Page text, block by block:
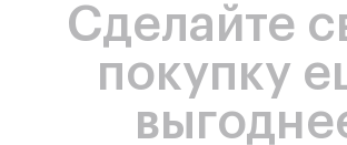
Отсоединить айфон от питания,
Демонтировать стекло.
Очистить рамку от следов клея.
Установить новое стекло.
Проверить качество ремонта и
Сделайте
покупку